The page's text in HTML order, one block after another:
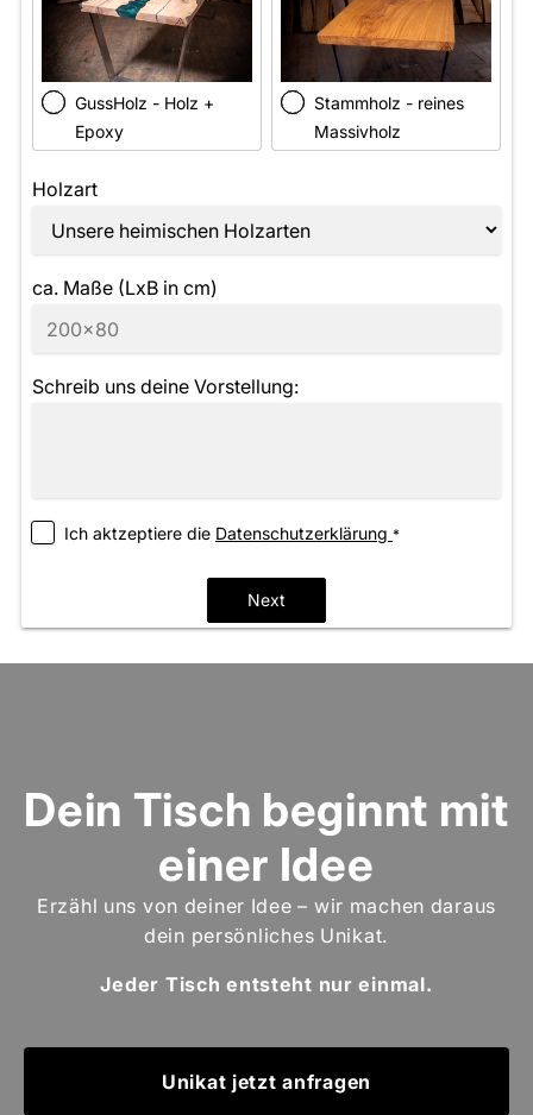
GussHolz - Holz +
Epoxy
Stammholz - reines
Massivholz
Holzart
ca. Maße (LxB in cm)
Schreib uns deine Vorstellung:
Ich aktzeptiere die ­Datenschutzerklärung *
Next
Dein Tisch beginnt mit
einer Idee
Erzähl uns von deiner Idee – wir machen daraus
dein persönliches Unikat.
Jeder Tisch entsteht nur einmal.
Unikat jetzt anfragen